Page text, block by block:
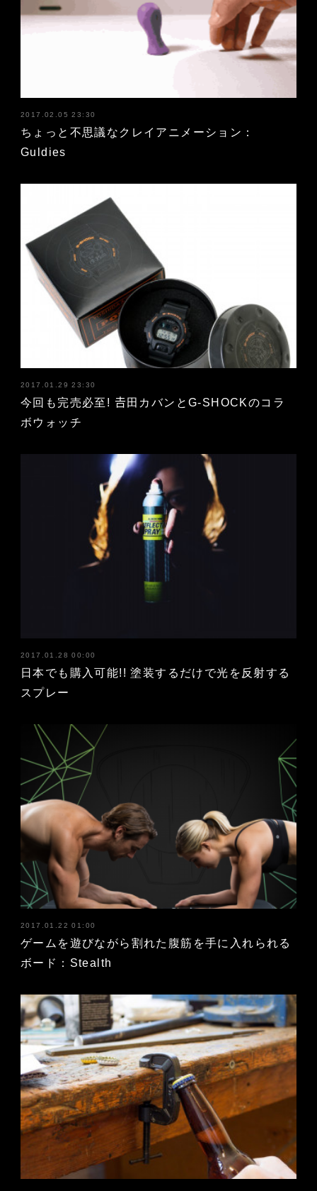
2017.02.05 23:30
ちょっと不思議なクレイアニメーション：
Guldies
2017.01.29 23:30
今回も完売必至! 𠮷田カバンとG-SHOCKのコラ
ボウォッチ
2017.01.28 00:00
日本でも購入可能!! 塗装するだけで光を反射する
スプレー
2017.01.22 01:00
ゲームを遊びながら割れた腹筋を手に入れられる
ボード：Stealth